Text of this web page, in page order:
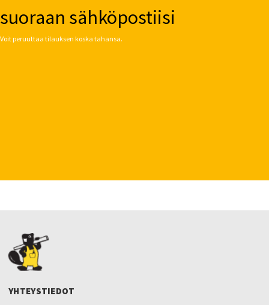
suoraan sähköpostiisi
Voit peruuttaa tilauksen koska tahansa.
YHTEYSTIEDOT